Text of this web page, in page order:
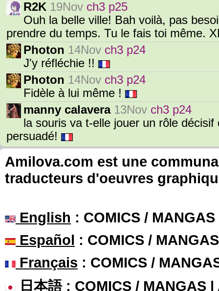
R2K 19Nov ch3 p25
Ouh la belle ville! Bah voilà, pas
prendre du temps. Tu le fais toi même.
Photon 14Nov ch3 p24
J'y réfléchie !!
Photon 14Nov ch3 p24
Fidèle à lui même !
manny calavera 13Nov ch3 p24
la souris va t-elle jouer un rôle
persuadé!
Amilova.com est une
traducteurs d'oeuvres
English : COMICS /
Español : COMICS /
Français : COMICS /
日本語: COMICS / MANGAS |